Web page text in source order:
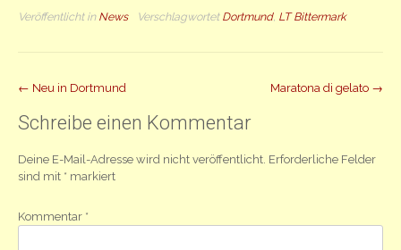
Veröffentlicht in News Verschlagwortet Dortmund, LT Bittermark
Beitrag
Navigation
← Neu in Dortmund Maratona di gelato →
Schreibe einen Kommentar
Deine E-Mail-Adresse wird nicht veröffentlicht. Erforderliche Felder
sind mit * markiert
Kommentar *